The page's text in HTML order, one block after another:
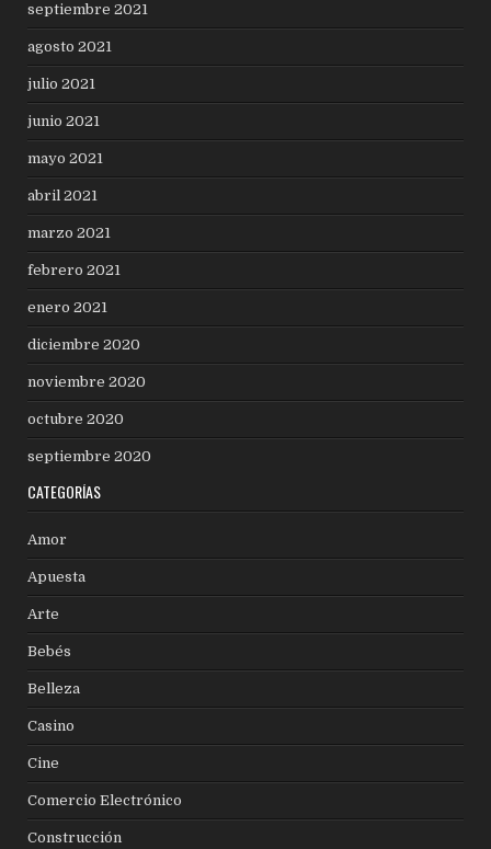
septiembre 2021
agosto 2021
julio 2021
junio 2021
mayo 2021
abril 2021
marzo 2021
febrero 2021
enero 2021
diciembre 2020
noviembre 2020
octubre 2020
septiembre 2020
CATEGORÍAS
Amor
Apuesta
Arte
Bebés
Belleza
Casino
Cine
Comercio Electrónico
Construcción